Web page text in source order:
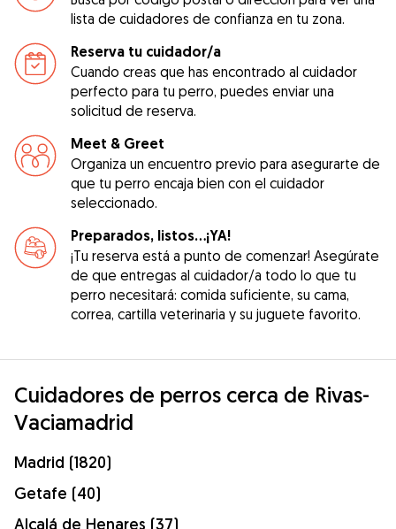
lista de cuidadores de confianza en tu zona.
Reserva tu cuidador/a
Cuando creas que has encontrado al cuidador
perfecto para tu perro, puedes enviar una
solicitud de reserva.
Meet & Greet
Organiza un encuentro previo para asegurarte de
que tu perro encaja bien con el cuidador
seleccionado.
Preparados, listos...¡YA!
¡Tu reserva está a punto de comenzar! Asegúrate
de que entregas al cuidador/a todo lo que tu
perro necesitará: comida suficiente, su cama,
correa, cartilla veterinaria y su juguete favorito.
Cuidadores de perros cerca de Rivas-
Vaciamadrid
Madrid (1820)
Getafe (40)
Alcalá de Henares (37)